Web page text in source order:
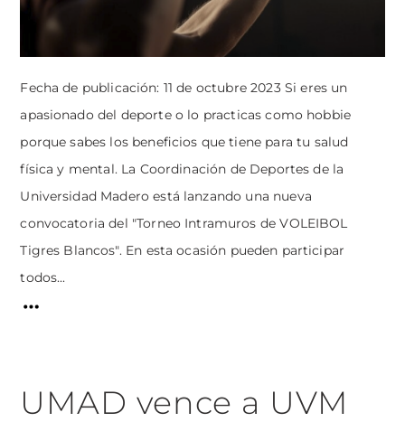
Fecha de publicación: 11 de octubre 2023 Si eres un
apasionado del deporte o lo practicas como hobbie
porque sabes los beneficios que tiene para tu salud
física y mental. La Coordinación de Deportes de la
Universidad Madero está lanzando una nueva
convocatoria del "Torneo Intramuros de VOLEIBOL
Tigres Blancos". En esta ocasión pueden participar
todos...
UMAD vence a UVM